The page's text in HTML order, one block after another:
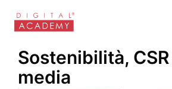
Sostenibilità,
media